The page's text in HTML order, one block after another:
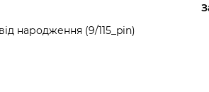
народження (9/115_pin)